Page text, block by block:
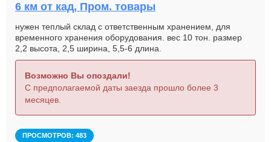
6 км от кад, Пром. товары
нужен теплый склад с ответственным хранением, для
временного хранения оборудования. вес 10 тон. размер
2,2 высота, 2,5 ширина, 5,5-6 длина.
Возможно Вы опоздали!
С предполагаемой даты заезда прошло более 3
месяцев.
ПРОСМОТРОВ: 483